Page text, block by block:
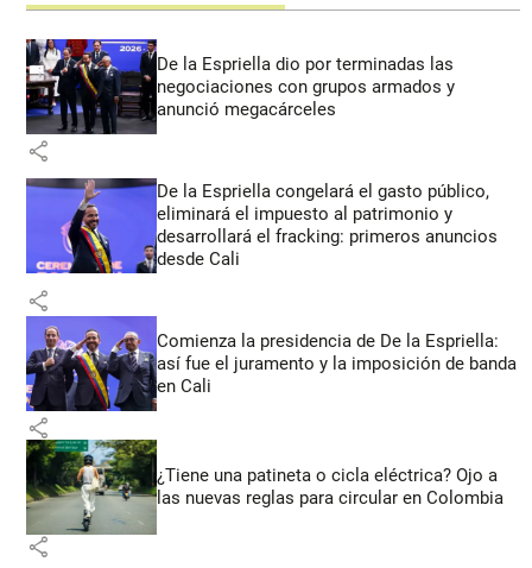
De la Espriella dio por terminadas las
negociaciones con grupos armados y
anunció megacárceles
share
De la Espriella congelará el gasto público,
eliminará el impuesto al patrimonio y
desarrollará el fracking: primeros anuncios
desde Cali
share
Comienza la presidencia de De la Espriella:
así fue el juramento y la imposición de banda
en Cali
share
¿Tiene una patineta o cicla eléctrica? Ojo a
las nuevas reglas para circular en Colombia
share